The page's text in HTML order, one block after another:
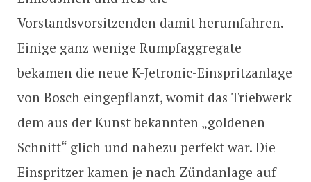
Vorstandsvorsitzenden damit herumfahren.
Einige ganz wenige Rumpfaggregate
bekamen die neue K-Jetronic-Einspritzanlage
von Bosch eingepflanzt, womit das Triebwerk
dem aus der Kunst bekannten „goldenen
Schnitt“ glich und nahezu perfekt war. Die
Einspritzer kamen je nach Zündanlage auf